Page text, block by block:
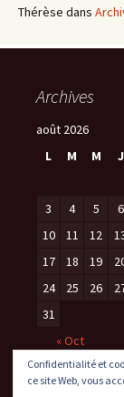
Thérèse dans
Archives
août 2026
L
M M J
3
4 5 6
10
11 12
17
18 19
24
25 26
31
« Oct
Confidentialité et
ce site Web, vous